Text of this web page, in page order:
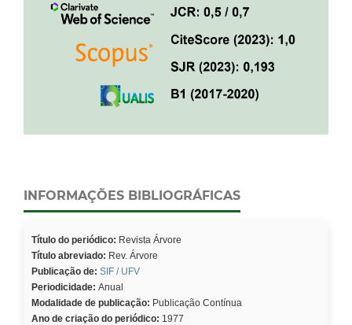
INFORMAÇÕES BIBLIOGRÁFICAS
Título do periódico: Revista Árvore
Título abreviado: Rev. Árvore
Publicação de: SIF / UFV
Periodicidade: Anual
Modalidade de publicação: Publicação Contínua
Ano de criação do periódico: 1977